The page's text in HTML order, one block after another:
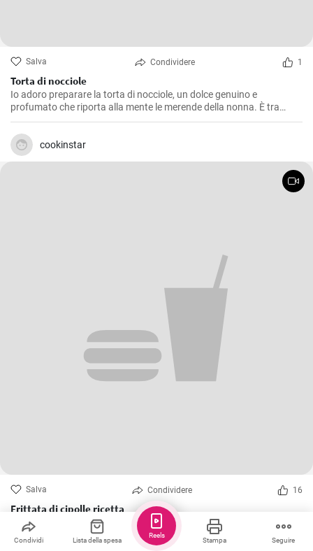
Salva Condividere 1
Torta di nocciole
Io adoro preparare la torta di nocciole, un dolce genuino e
profumato che riporta alla mente le merende della nonna. È tra
l'altro una ricetta molto semplice da realizzare, ma che regala grandi
soddisfazioni in termini di gusto. La nocciola ne è la protagonista
indiscussa, regalando un’aroma intenso e una piacevole
croccantezza.
cookinstar
Salva Condividere 16
Frittata di cipolle ricetta
La ricetta più golosa a base di uova e cipolle. È facilissimo da
preparare e il risultato è impressionante! Incredibile ricetta della
frittata che tutti dovrebbero provare. Nuova ricetta per la colazione
Condividi Lista della spesa Stampa Seguire
Reels